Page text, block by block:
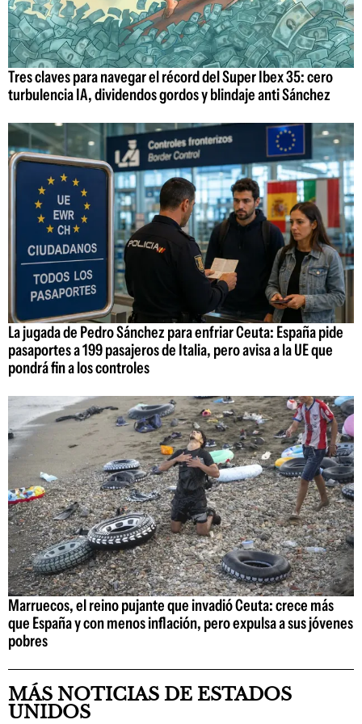
Tres claves para navegar el récord del Super Ibex 35: cero
turbulencia IA, dividendos gordos y blindaje anti Sánchez
La jugada de Pedro Sánchez para enfriar Ceuta: España pide
pasaportes a 199 pasajeros de Italia, pero avisa a la UE que
pondrá fin a los controles
Marruecos, el reino pujante que invadió Ceuta: crece más
que España y con menos inflación, pero expulsa a sus jóvenes
pobres
MÁS NOTICIAS DE ESTADOS
UNIDOS